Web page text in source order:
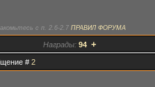
с п. 2.6-2.7 ПРАВИЛ ФОРУМА
Награды: 94 +
# 2